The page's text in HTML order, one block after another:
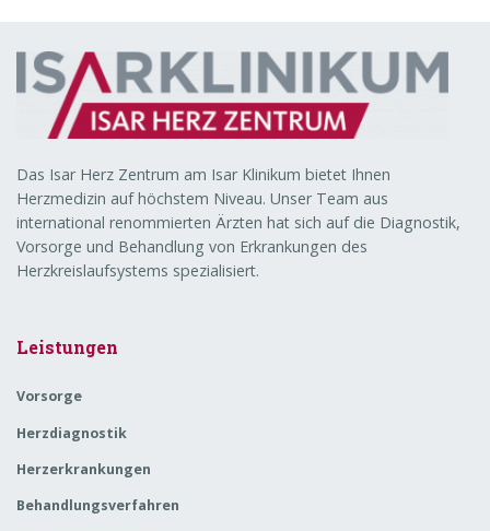
Das Isar Herz Zentrum am Isar Klinikum bietet Ihnen
Herzmedizin auf höchstem Niveau. Unser Team aus
international renommierten Ärzten hat sich auf die Diagnostik,
Vorsorge und Behandlung von Erkrankungen des
Herzkreislaufsystems spezialisiert.
Leistungen
Vorsorge
Herzdiagnostik
Herzerkrankungen
Behandlungsverfahren